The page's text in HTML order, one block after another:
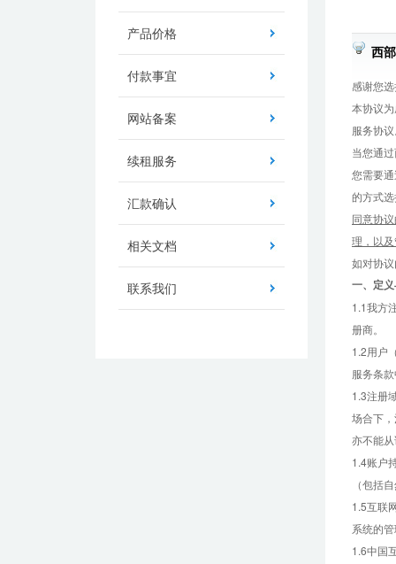
产品价格
付款事宜
网站备案
续租服务
汇款确认
相关文档
联系我们
西
感谢您
本协议
服务协
当您通
您需要
的方式
同意协
理，以
如对协
一、 定
1.1我方
册商。
1.2用户
服务条
1.3注册
场合下
亦不能
1.4账户
（包括
1.5互联
系统的
1.6中国